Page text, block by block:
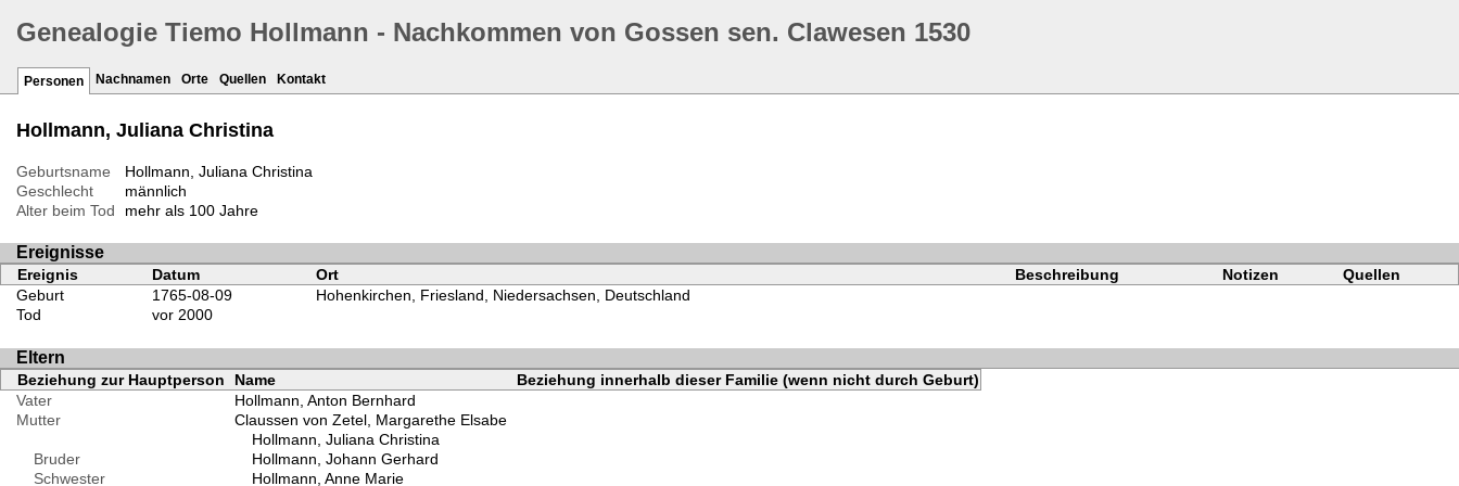
Genealogie Tiemo Hollmann - Nachkommen von Gossen sen. Clawesen 1530
Personen Nachnamen Orte Quellen Kontakt
Hollmann, Juliana Christina
Geburtsname
Hollmann, Juliana Christina
Geschlecht
männlich
Alter beim Tod
mehr als 100 Jahre
Ereignisse
Ereignis Datum Ort Beschreibung Notizen
Quellen
Geburt
1765-08-09
Hohenkirchen, Friesland, Niedersachsen, Deutschland
Tod
vor 2000
Eltern
Beziehung zur Hauptperson Name
Beziehung innerhalb dieser Familie (wenn nicht durch Geburt)
Vater
Hollmann, Anton Bernhard
Mutter
Claussen von Zetel, Margarethe Elsabe
Hollmann, Juliana Christina
Bruder
Hollmann, Johann Gerhard
Schwester
Hollmann, Anne Marie